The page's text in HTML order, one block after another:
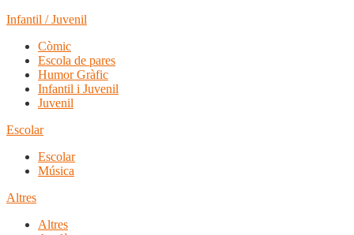
Infantil / Juvenil
Còmic
Escola de pares
Humor Gràfic
Infantil i Juvenil
Juvenil
Escolar
Escolar
Música
Altres
Altres